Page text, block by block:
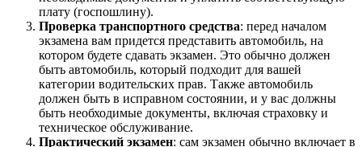
плату (госпошлину).
Проверка транспортного средства: перед началом
экзамена вам придется представить автомобиль, на
котором будете сдавать экзамен. Это обычно должен
быть автомобиль, который подходит для вашей
категории водительских прав. Также автомобиль
должен быть в исправном состоянии, и у вас должны
быть необходимые документы, включая страховку и
техническое обслуживание.
Практический экзамен: сам экзамен обычно включает в